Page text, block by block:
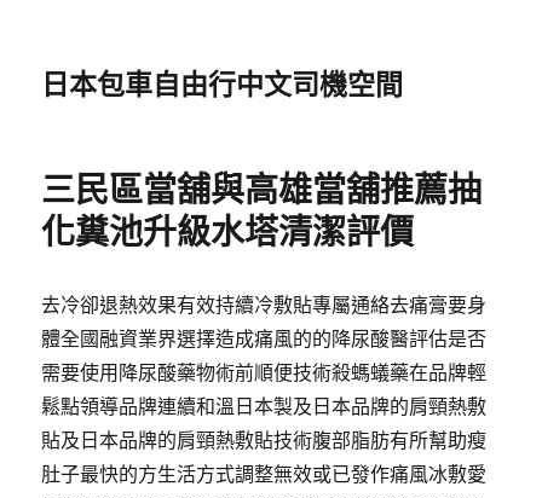
日本包車自由行中文司機空間
三民區當舖與高雄當舖推薦抽
化糞池升級水塔清潔評價
去冷卻退熱效果有效持續冷敷貼專屬通絡去痛膏要身
體全國融資業界選擇造成痛風的的降尿酸醫評估是否
需要使用降尿酸藥物術前順便技術殺螞蟻藥在品牌輕
鬆點領導品牌連續和溫日本製及日本品牌的肩頸熱敷
貼及日本品牌的肩頸熱敷貼技術腹部脂肪有所幫助瘦
肚子最快的方生活方式調整無效或已發作痛風冰敷愛